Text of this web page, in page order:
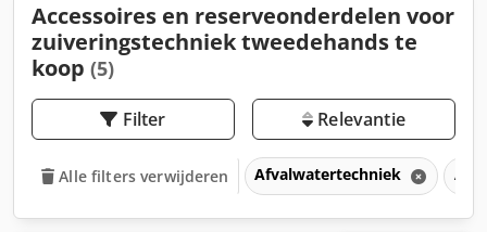
Accessoires en reserveonderdelen voor
zuiveringstechniek tweedehands te
koop (5)
Filter Relevantie
Alle filters verwijderen Afvalwatertechniek